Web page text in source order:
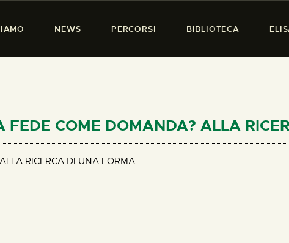
NEWS PERCORSI BIBLIOTECA
PRESENZA DONNA
PERCORSI
BIBLIOTECA
COME DOMANDA? ALLA
RICERCA DI UNA FORMA